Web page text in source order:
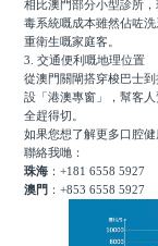
相比澳門部分小型診所
毒系統嘅成本雖然佔咗
重衛生嘅家庭客。
3. 交通便利嘅地理位置
從澳門關閘搭穿梭巴士
設「港澳專窗」，幫客
全趕得切。
如果您想了解更多口腔
聯絡我哋：
珠海 ：+181 6558 5927
澳門 ：+853 6558 5927